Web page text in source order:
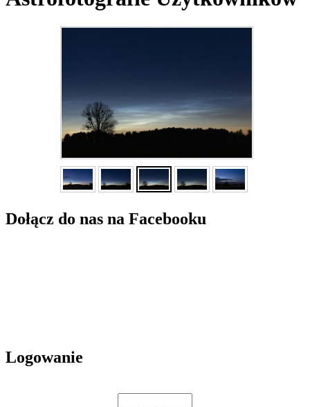
Dołącz do nas na Facebooku
Logowanie